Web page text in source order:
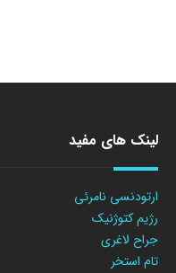
لینک های مفید
ارتودنسی نامرئی
رژیم کتوژنیک
جراح لاغری
تام استخر